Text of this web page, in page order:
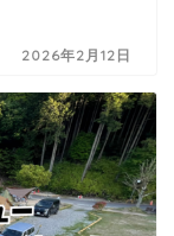
2026年2月12日